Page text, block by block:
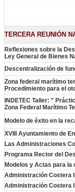
TERCERA REUNIÓN
Reflexiones sobre la
Ley General de Bienes
Descentralización de
Zona federal marítimo
Procedimiento para el
N DETEC Taller: "
Zona Federal Marítimo
Modelo de éxito en la
XVIII Ayuntamiento de
Las Administraciones
Programa Rector del
Modelos y Actas para la
Administración Costera
Administración Costera